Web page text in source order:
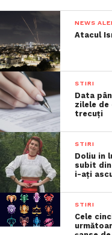
NEWS
Atacul
STIRI
Data
zilele de
trecuţi
STIRI
Doliu in
subit
i-ați
STIRI
Cele